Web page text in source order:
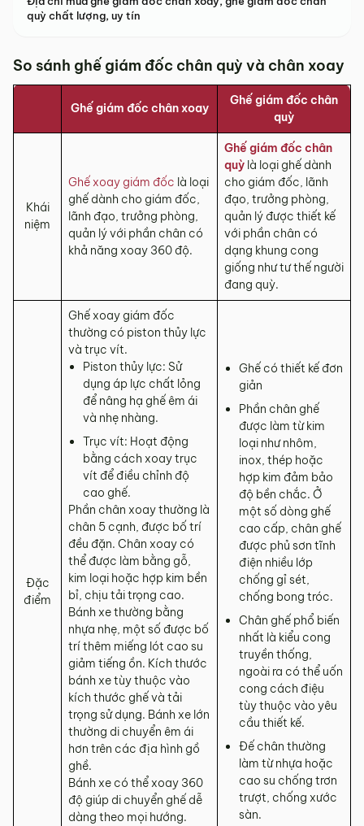
quỳ chất lượng, uy tín
So sánh ghế giám đốc chân quỳ và chân xoay
Ghế giám đốc chân xoay
Ghế giám đốc chân
quỳ
Khái
niệm
Ghế xoay giám đốc là loại
ghế dành cho giám đốc,
lãnh đạo, trưởng phòng,
quản lý với phần chân có
khả năng xoay 360 độ.
Ghế giám đốc chân
quỳ là loại ghế dành
cho giám đốc, lãnh
đạo, trưởng phòng,
quản lý được thiết kế
với phần chân có
dạng khung cong
giống như tư thế người
đang quỳ.
Đặc
điểm
Ghế xoay giám đốc
thường có piston thủy lực
và trục vít.
Piston thủy lực: Sử
dụng áp lực chất lỏng
để nâng hạ ghế êm ái
và nhẹ nhàng.
Trục vít: Hoạt động
bằng cách xoay trục
vít để điều chỉnh độ
cao ghế.
Phần chân xoay thường là
chân 5 cạnh, được bố trí
đều đặn. Chân xoay có
thể được làm bằng gỗ,
kim loại hoặc hợp kim bền
bỉ, chịu tải trọng cao.
Bánh xe thường bằng
nhựa nhẹ, một số được bố
trí thêm miếng lót cao su
giảm tiếng ồn. Kích thước
bánh xe tùy thuộc vào
kích thước ghế và tải
trọng sử dụng. Bánh xe lớn
thường di chuyển êm ái
hơn trên các địa hình gồ
ghề.
Bánh xe có thể xoay 360
độ giúp di chuyển ghế dễ
dàng theo mọi hướng.
Ghế có thiết kế đơn
giản
Phần chân ghế
được làm từ kim
loại như nhôm,
inox, thép hoặc
hợp kim đảm bảo
độ bền chắc. Ở
một số dòng ghế
cao cấp, chân ghế
được phủ sơn tĩnh
điện nhiều lớp
chống gỉ sét,
chống bong tróc.
Chân ghế phổ biến
nhất là kiểu cong
truyền thống,
ngoài ra có thể uốn
cong cách điệu
tùy thuộc vào yêu
cầu thiết kế.
Đế chân thường
làm từ nhựa hoặc
cao su chống trơn
trượt, chống xước
sàn.